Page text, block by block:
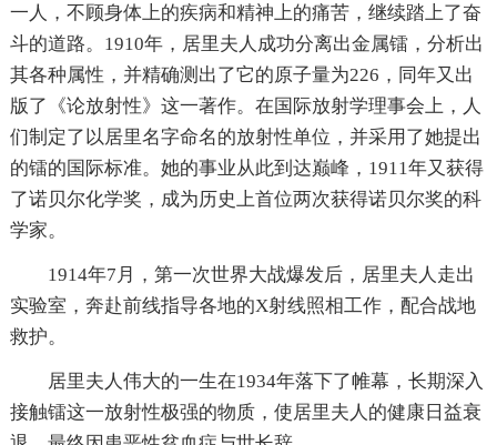
一人，不顾身体上的疾病和精神上的痛苦，继续踏上了奋
斗的道路。1910年，居里夫人成功分离出金属镭，分析出
其各种属性，并精确测出了它的原子量为226，同年又出
版了《论放射性》这一著作。在国际放射学理事会上，人
们制定了以居里名字命名的放射性单位，并采用了她提出
的镭的国际标准。她的事业从此到达巅峰，1911年又获得
了诺贝尔化学奖，成为历史上首位两次获得诺贝尔奖的科
学家。
1914年7月，第一次世界大战爆发后，居里夫人走出
实验室，奔赴前线指导各地的X射线照相工作，配合战地
救护。
居里夫人伟大的一生在1934年落下了帷幕，长期深入
接触镭这一放射性极强的物质，使居里夫人的健康日益衰